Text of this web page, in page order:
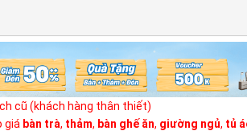
cũ (khách hàng thân thiết)
giá bàn trà, thảm, bàn ghế ăn, giường ngủ, tủ